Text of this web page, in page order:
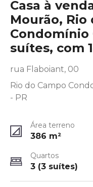
Casa à
Mourão, Rio
Condomínio
suítes, com
rua Flaboiant, 00
Rio do Campo
- PR
Área terreno
386 m²
Quartos
3 (3 suítes)